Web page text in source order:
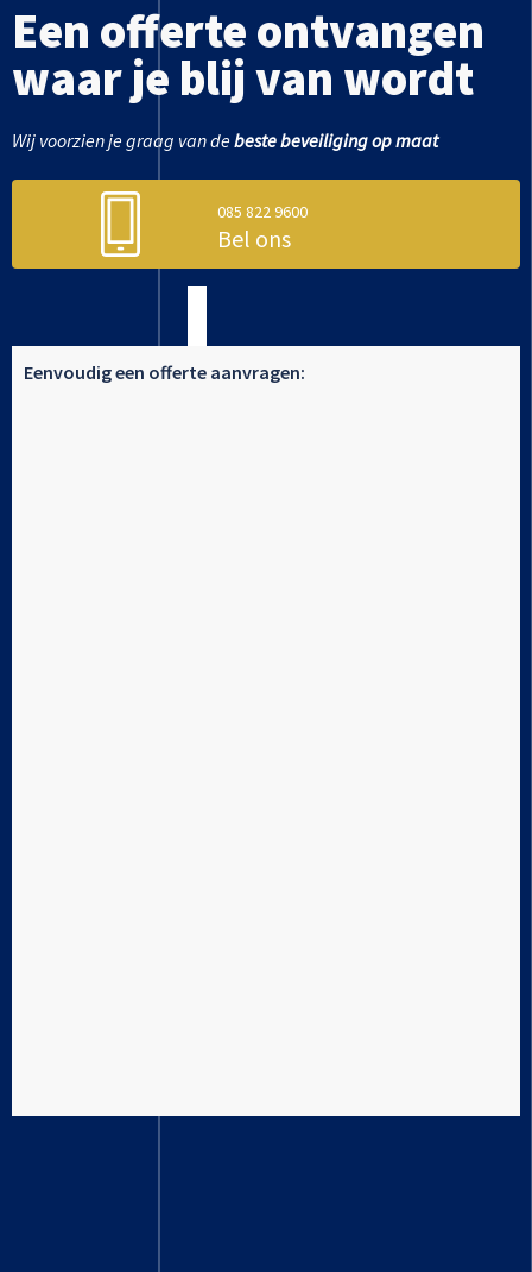
Een offerte ontvangen
waar je blij van wordt
Wij voorzien je graag van debeste beveiliging op maat
085 822 9600
Bel ons
Eenvoudig een offerte aanvragen: